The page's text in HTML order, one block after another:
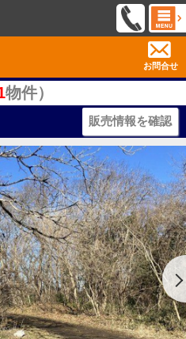
お問合せ
物件）
販売情報を確認